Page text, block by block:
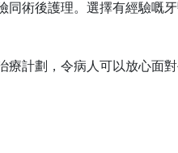
術後護理。選擇有經驗嘅
療計劃，令病人可以放心面